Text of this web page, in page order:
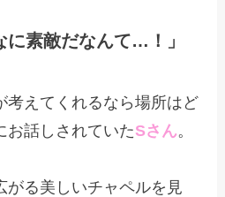
に素敵だなんて…！」
考えてくれるなら場所はど
話しされていたSさん。
がる美しいチャペルを見